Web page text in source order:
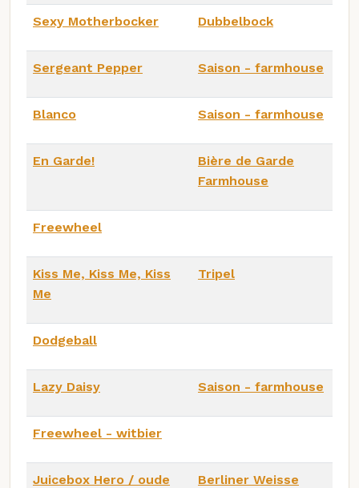
Sexy Motherbocker Dubbelbock
Sergeant Pepper Saison - farmhouse
Blanco Saison - farmhouse
En Garde!
Bière de Garde
Farmhouse
Freewheel
Kiss Me, Kiss Me, Kiss
Me
Tripel
Dodgeball
Lazy Daisy Saison - farmhouse
Freewheel - witbier
Juicebox Hero / oude
Berliner Weisse